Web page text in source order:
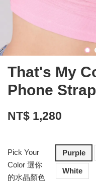
That's My
Phone Strap
NT$ 1,280
Pick Your
Color 選你
的水晶顏色
Purple
White